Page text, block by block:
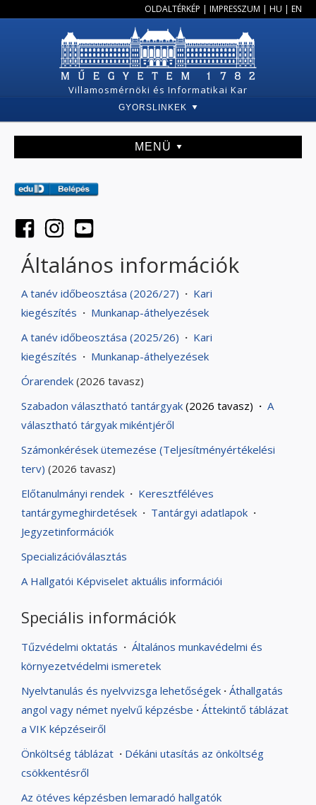
OLDALTÉRKÉP | IMPRESSZUM | HU | EN
Villamosmérnöki és Informatikai Kar
GYORSLINKEK
MENÜ
Általános információk
A tanév időbeosztása (2026/27) · Kari
kiegészítés · Munkanap-áthelyezések
A tanév időbeosztása (2025/26) · Kari
kiegészítés · Munkanap-áthelyezések
Órarendek (2026 tavasz)
Szabadon választható tantárgyak (2026 tavasz) · A
választható tárgyak mikéntjéről
Számonkérések ütemezése (Teljesítményértékelési
terv) (2026 tavasz)
Előtanulmányi rendek · Keresztféléves
tantárgymeghirdetések · Tantárgyi adatlapok ·
Jegyzetinformációk
Specializációválasztás
A Hallgatói Képviselet aktuális információi
Speciális információk
Tűzvédelmi oktatás · Általános munkavédelmi és
környezetvédelmi ismeretek
Nyelvtanulás és nyelvvizsga lehetőségek · Áthallgatás
angol vagy német nyelvű képzésbe · Áttekintő táblázat
a VIK képzéseiről
Önköltség táblázat · Dékáni utasítás az önköltség
csökkentésről
Az ötéves képzésben lemaradó hallgatók